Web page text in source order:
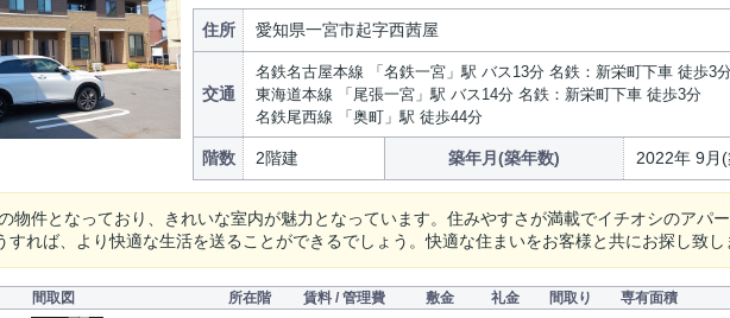
住所 愛知県一宮市起字西茜屋
交通
名鉄名古屋本線 「名鉄一宮」駅 バス13分 名鉄：新栄町下車 徒歩3
東海道本線 「尾張一宮」駅 バス14分 名鉄：新栄町下車 徒歩3分
名鉄尾西線 「奥町」駅 徒歩44分
階数 2階建 築年月(築年数) 2022年 9月
物件となっており、きれいな室内が魅力となっています。住みやすさが満載でイチオシのアパ
すれば、より快適な生活を送ることができるでしょう。快適な住まいをお客様と共にお探し致し
間取図 所在階 賃料 / 管理費 敷金 礼金 間取り 専有面積